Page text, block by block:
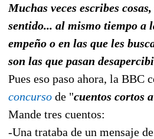
Muchas veces escribes
sentido... al mismo tiempo a
empeño o en las que les
son las que pasan
Pues eso paso ahora, la BBC
concurso de "cuentos cortos
Mande tres cuentos:
-Una trataba de un mensaje